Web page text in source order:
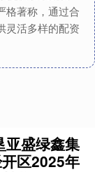
格著称，通过合
灵活多样的配资
亚盛绿鑫集
区2025年